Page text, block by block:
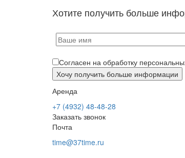
Хотите получить больше
Согласен на обработку
Аренда
+7 (4932) 48-48-28
Заказать звонок
Почта
time@37time.ru